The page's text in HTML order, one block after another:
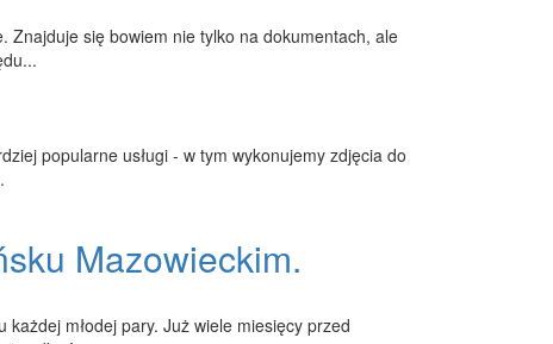
Znajduje się bowiem nie tylko na dokumentach, ale
popularne usługi - w tym wykonujemy zdjęcia do
Mazowieckim.
młodej pary. Już wiele miesięcy przed